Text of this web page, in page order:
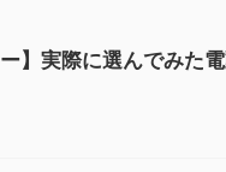
ー】実際に選んでみた